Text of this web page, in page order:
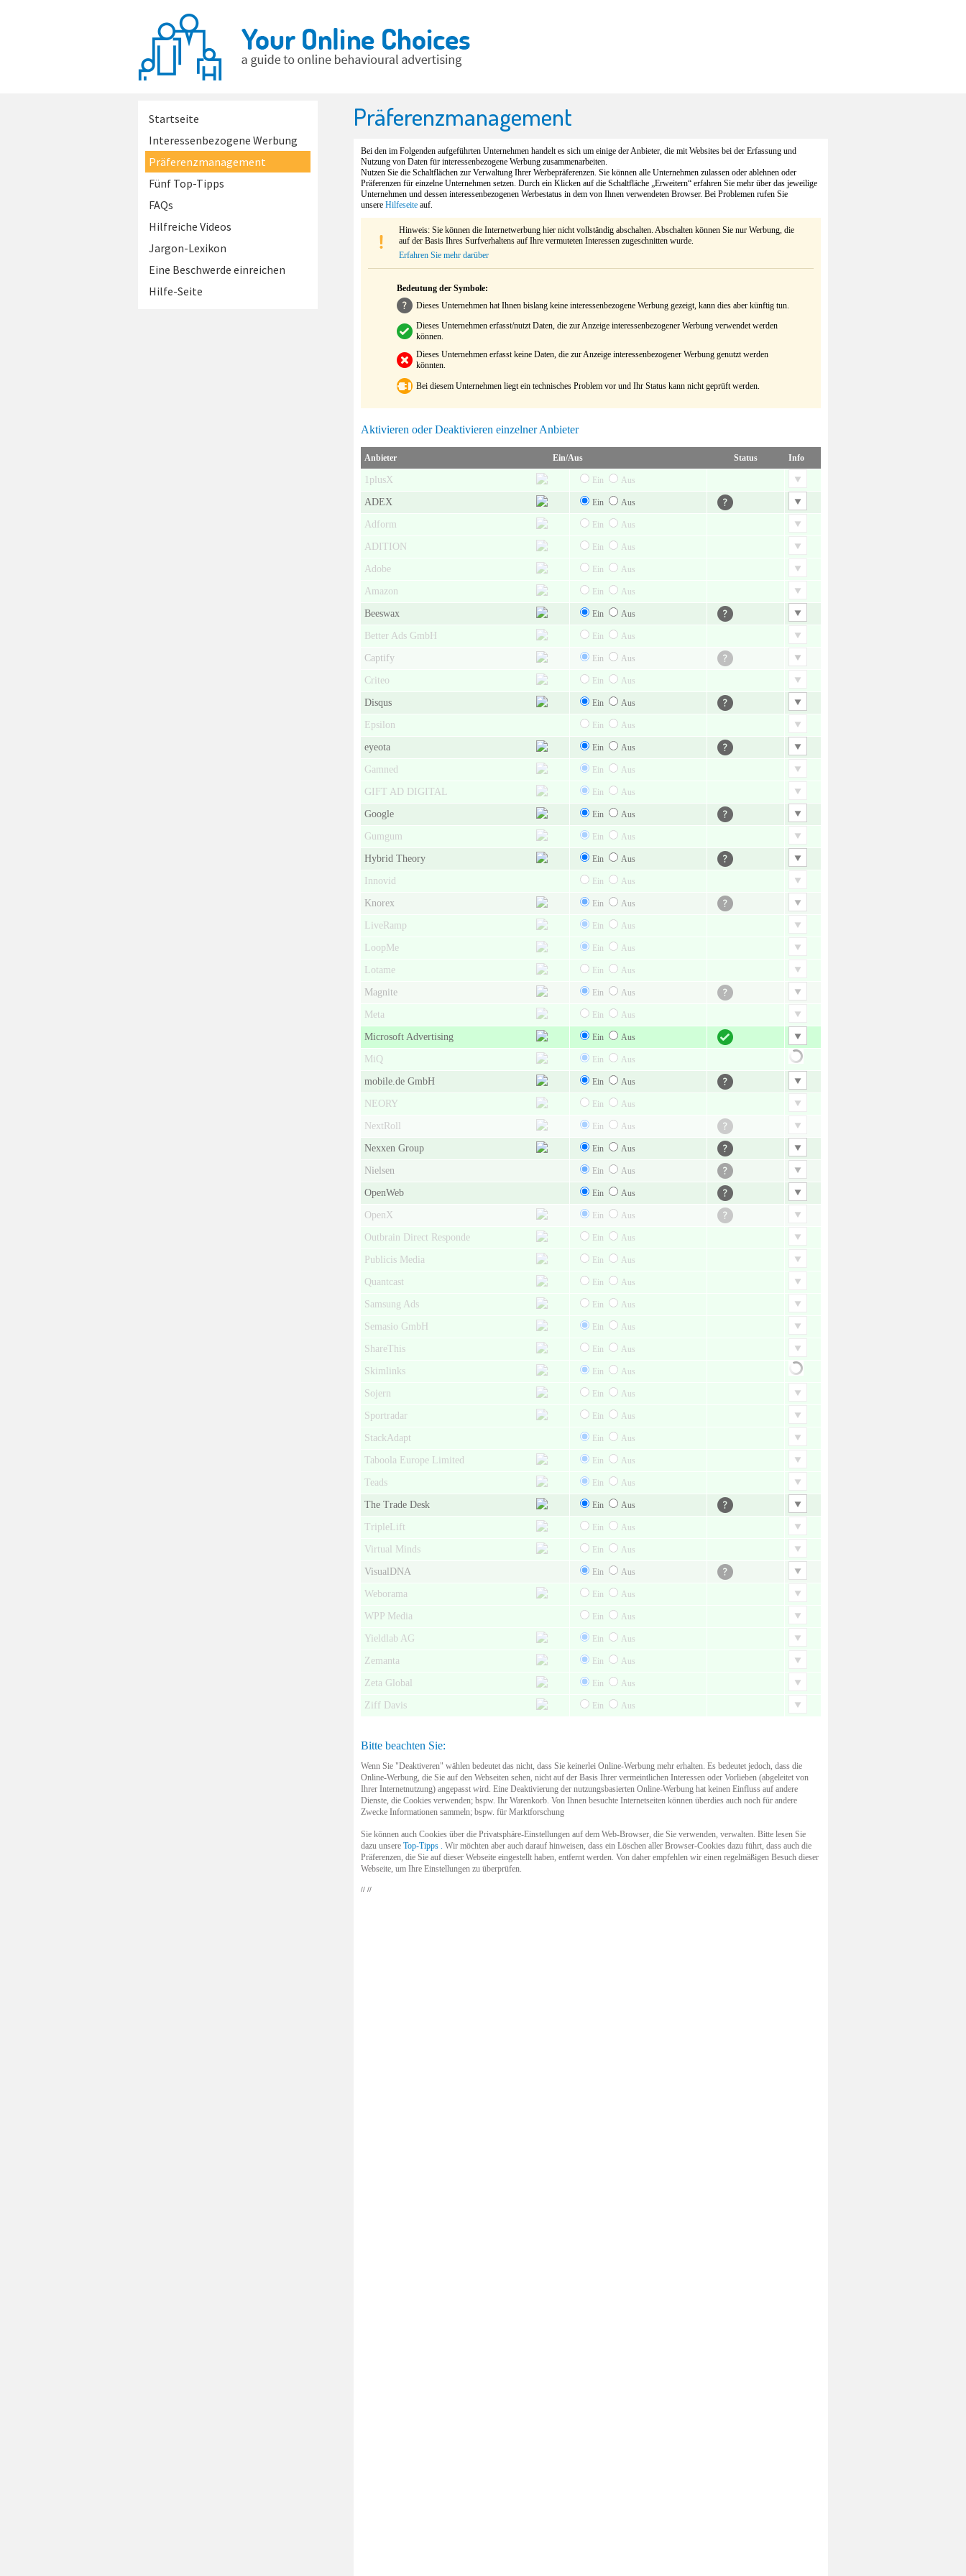
Startseite
Interessenbezogene Werbung
Präferenzmanagement
Fünf Top-Tipps
FAQs
Hilfreiche Videos
Jargon-Lexikon
Eine Beschwerde einreichen
Hilfe-Seite
Präferenzmanagement
Bei den im Folgenden aufgeführten Unternehmen handelt es sich um einige der Anbieter, die mit Websites bei der Erfassung und
Nutzung von Daten für interessenbezogene Werbung zusammenarbeiten.
Nutzen Sie die Schaltflächen zur Verwaltung Ihrer Werbepräferenzen. Sie können alle Unternehmen zulassen oder ablehnen oder
Präferenzen für einzelne Unternehmen setzen. Durch ein Klicken auf die Schaltfläche „Erweitern“ erfahren Sie mehr über das jeweilige
Unternehmen und dessen interessenbezogenen Werbestatus in dem von Ihnen verwendeten Browser. Bei Problemen rufen Sie
unsere Hilfeseite auf.
Hinweis: Sie können die Internetwerbung hier nicht vollständig abschalten. Abschalten können Sie nur Werbung, die
auf der Basis Ihres Surfverhaltens auf Ihre vermuteten Interessen zugeschnitten wurde.
Erfahren Sie mehr darüber
Bedeutung der Symbole:
Dieses Unternehmen hat Ihnen bislang keine interessenbezogene Werbung gezeigt, kann dies aber künftig tun.
Dieses Unternehmen erfasst/nutzt Daten, die zur Anzeige interessenbezogener Werbung verwendet werden
können.
Dieses Unternehmen erfasst keine Daten, die zur Anzeige interessenbezogener Werbung genutzt werden
könnten.
Bei diesem Unternehmen liegt ein technisches Problem vor und Ihr Status kann nicht geprüft werden.